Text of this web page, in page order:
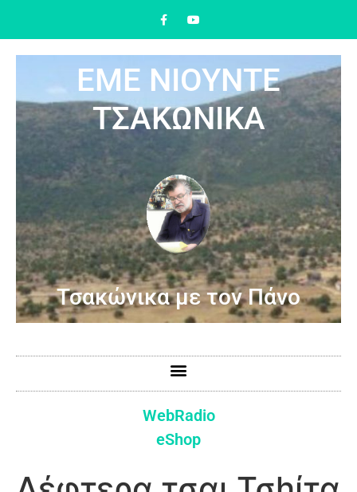
ΕΜΕ ΝΙΟΥΝΤΕ
ΤΣΑΚΩΝΙΚΑ
Τσακώνικα με τον Πάνο
WebRadio
eShop